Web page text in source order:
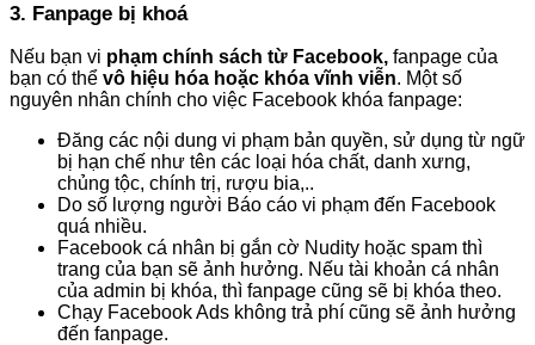
3. Fanpage bị khoá
Nếu bạn vi phạm chính sách từ Facebook, fanpage của
bạn có thể vô hiệu hóa hoặc khóa vĩnh viễn. Một số
nguyên nhân chính cho việc Facebook khóa fanpage:
Đăng các nội dung vi phạm bản quyền, sử dụng từ ngữ
bị hạn chế như tên các loại hóa chất, danh xưng,
chủng tộc, chính trị, rượu bia,..
Do số lượng người Báo cáo vi phạm đến Facebook
quá nhiều.
Facebook cá nhân bị gắn cờ Nudity hoặc spam thì
trang của bạn sẽ ảnh hưởng. Nếu tài khoản cá nhân
của admin bị khóa, thì fanpage cũng sẽ bị khóa theo.
Chạy Facebook Ads không trả phí cũng sẽ ảnh hưởng
đến fanpage.